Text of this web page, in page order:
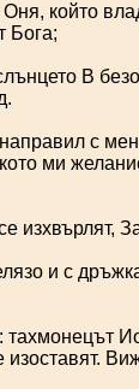
който
Бога;
В
с
ми
изхвърлят,
и с